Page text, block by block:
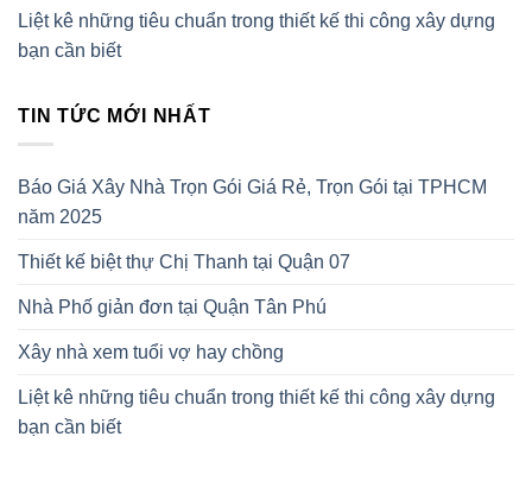
Liệt kê những tiêu chuẩn trong thiết kế thi công xây dựng
bạn cần biết
TIN TỨC MỚI NHẤT
Báo Giá Xây Nhà Trọn Gói Giá Rẻ, Trọn Gói tại TPHCM
năm 2025
Thiết kế biệt thự Chị Thanh tại Quận 07
Nhà Phố giản đơn tại Quận Tân Phú
Xây nhà xem tuổi vợ hay chồng
Liệt kê những tiêu chuẩn trong thiết kế thi công xây dựng
bạn cần biết